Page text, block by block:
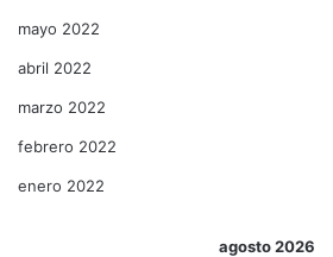
mayo 2022
abril 2022
marzo 2022
febrero 2022
enero 2022
agosto 2026